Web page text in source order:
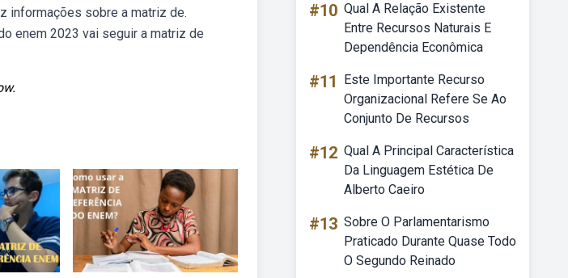
informações sobre a matriz de.
enem 2023 vai seguir a matriz de
#10 Qual A Relação Existente
Entre Recursos Naturais E
Dependência Econômica
#11
Este Importante Recurso
Organizacional Refere Se Ao
Conjunto De Recursos
#12 Qual A Principal Característica
Da Linguagem Estética De
Alberto Caeiro
#13 Sobre O Parlamentarismo
Praticado Durante Quase Todo
O Segundo Reinado